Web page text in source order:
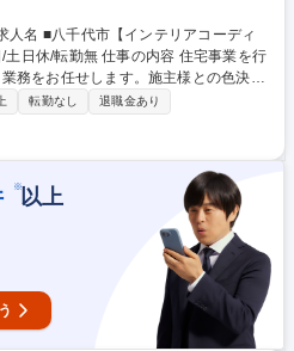
の内容 住宅事業を行
務をお任せします。施主様との色決め
担当します。即戦力として業務全般を
にしたカラーコーディネートおよび家
ン等の工事手配および施工管理 ■施主
管理および交渉業務 ■営業担当や設計
/土日休/転勤無
転勤なし
退職金あり
※以上